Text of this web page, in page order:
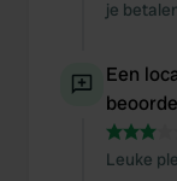
je
Een
Leuke